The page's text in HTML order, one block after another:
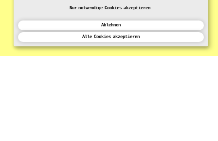
Nur notwendige Cookies akzeptieren
Ablehnen
Alle Cookies akzeptieren